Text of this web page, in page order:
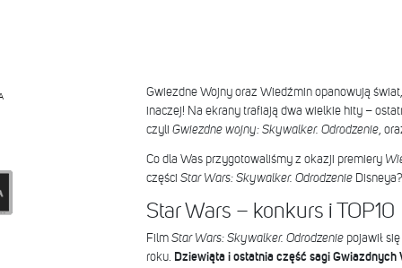
Gwiezdne Wojny oraz Wiedźmin opanowują
inaczej! Na ekrany trafiają dwa wielkie hity –
czyli Gwiezdne wojny: Skywalker. Odrodzenie,
Co dla Was przygotowaliśmy z okazji premiery
części Star Wars: Skywalker. Odrodzenie
Star Wars – konkurs i TOP10
Film Star Wars: Skywalker. Odrodzenie pojawił
roku. Dziewiąta i ostatnia część sagi Gwiazdnych